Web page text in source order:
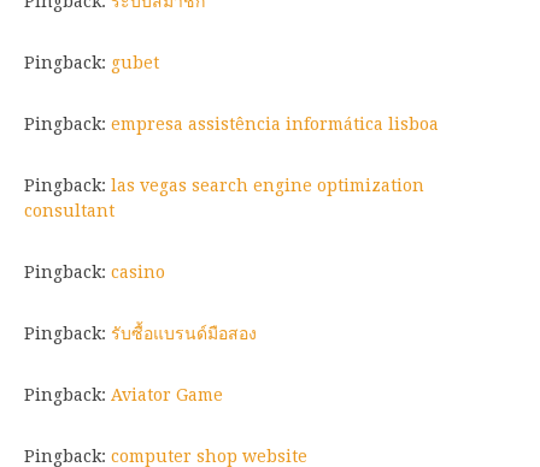
Pingback: gubet
Pingback: empresa assistência informática lisboa
Pingback: las vegas search engine optimization
consultant
Pingback: casino
Pingback: รับซื้อแบรนด์มือสอง
Pingback: Aviator Game
Pingback: computer shop website